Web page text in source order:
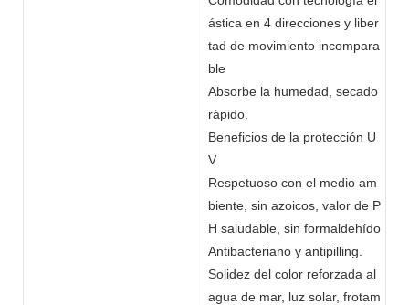
ástica en 4 direcciones y liber
tad de movimiento incompara
ble
Absorbe la humedad, secado
rápido.
Beneficios de la protección U
V
Respetuoso con el medio am
biente, sin azoicos, valor de P
H saludable, sin formaldehído
Antibacteriano y antipilling.
Solidez del color reforzada al
agua de mar, luz solar, frotam